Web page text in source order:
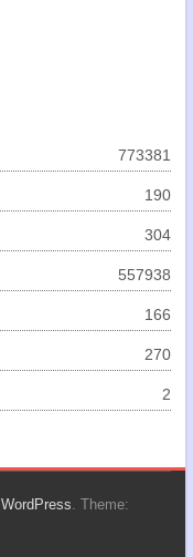
773381
190
304
557938
166
270
2
WordPress. Theme: